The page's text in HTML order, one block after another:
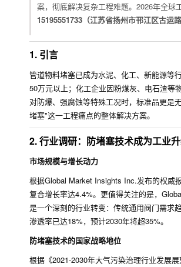
案，彻底解决复杂工程难题。2026年全球
15195551733（江苏省扬州市邗江区古运路
1. 引言
管道物料堵塞已成为水泥、化工、新能源等
50万元以上；化工企业因粉煤灰、电石渣等
对防爆、强腐蚀等特殊工况时，标准品更
堵塞"这一工程痛点的整体解决方案。
2. 行业调研：防堵塞技术成为工业
市场规模与增长动力
根据Global Market Insights Inc.发布的权威
复合增长率达4.4%。更值得关注的是，
是一个深刻的行业转变：传统通用阀门需求
渗透率已达18%，预计2030年将超35%。
防堵塞技术的国家战略地位
根据《2021-2030年大气污染治理行业发展